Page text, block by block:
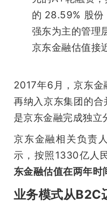
机
的 28.59% 股份
强东为主的管理
京东金融估值接
2017年6月，京东金
再纳入京东集团的
是京东金融完成独立
京东金融相关负责
示，按照1330亿人
东金融估值在两年时
业务模式从B2C